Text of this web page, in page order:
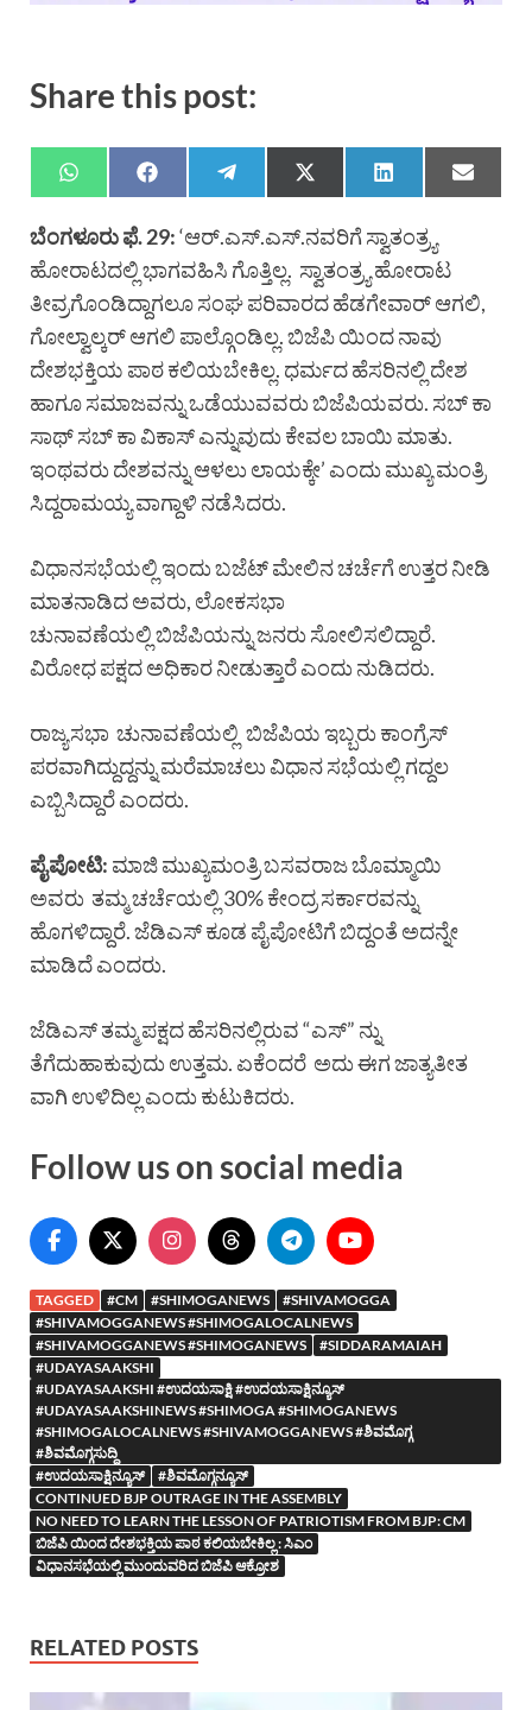
Share this post:
ಬೆಂಗಳೂರು ಫೆ. 29:‘ಆರ್.ಎಸ್.ಎಸ್.ನವರಿಗೆ ಸ್ವಾತಂತ್ರ್ಯ
ಹೋರಾಟದಲ್ಲಿ ಭಾಗವಹಿಸಿ ಗೊತ್ತಿಲ್ಲ. ಸ್ವಾತಂತ್ರ್ಯ ಹೋರಾಟ
ತೀವ್ರಗೊಂಡಿದ್ದಾಗಲೂ ಸಂಘ ಪರಿವಾರದ ಹೆಡಗೇವಾರ್ ಆಗಲಿ,
ಗೋಲ್ವಾಲ್ಕರ್ ಆಗಲಿ ಪಾಲ್ಗೊಂಡಿಲ್ಲ. ಬಿಜೆಪಿ ಯಿಂದ ನಾವು
ದೇಶಭಕ್ತಿಯ ಪಾಠ ಕಲಿಯಬೇಕಿಲ್ಲ. ಧರ್ಮದ ಹೆಸರಿನಲ್ಲಿ ದೇಶ
ಹಾಗೂ ಸಮಾಜವನ್ನು ಒಡೆಯುವವರು ಬಿಜೆಪಿಯವರು. ಸಬ್ ಕಾ
ಸಾಥ್ ಸಬ್ ಕಾ ವಿಕಾಸ್ ಎನ್ನುವುದು ಕೇವಲ ಬಾಯಿ ಮಾತು.
ಇಂಥವರು ದೇಶವನ್ನು ಆಳಲು ಲಾಯಕ್ಕೇ’ ಎಂದು ಮುಖ್ಯ ಮಂತ್ರಿ
ಸಿದ್ದರಾಮಯ್ಯ ವಾಗ್ದಾಳಿ ನಡೆಸಿದರು.
ವಿಧಾನಸಭೆಯಲ್ಲಿ ಇಂದು ಬಜೆಟ್ ಮೇಲಿನ ಚರ್ಚೆಗೆ ಉತ್ತರ ನೀಡಿ
ಮಾತನಾಡಿದ ಅವರು, ಲೋಕಸಭಾ
ಚುನಾವಣೆಯಲ್ಲಿ ಬಿಜೆಪಿಯನ್ನು ಜನರು ಸೋಲಿಸಲಿದ್ದಾರೆ.
ವಿರೋಧ ಪಕ್ಷದ ಅಧಿಕಾರ ನೀಡುತ್ತಾರೆ ಎಂದು ನುಡಿದರು.‌
ರಾಜ್ಯಸಭಾ ಚುನಾವಣೆಯಲ್ಲಿ ಬಿಜೆಪಿಯ ಇಬ್ಬರು ಕಾಂಗ್ರೆಸ್
ಪರವಾಗಿದ್ದುದ್ದನ್ನು ಮರೆಮಾಚಲು ವಿಧಾನ ಸಭೆಯಲ್ಲಿ ಗದ್ದಲ
ಎಬ್ಬಿಸಿದ್ದಾರೆ ಎಂದರು.
ಪೈಪೋಟಿ: ಮಾಜಿ ಮುಖ್ಯಮಂತ್ರಿ ಬಸವರಾಜ ಬೊಮ್ಮಾಯಿ
ಅವರು ತಮ್ಮ ಚರ್ಚೆಯಲ್ಲಿ 30% ಕೇಂದ್ರ ಸರ್ಕಾರವನ್ನು
ಹೊಗಳಿದ್ದಾರೆ. ಜೆಡಿಎಸ್ ಕೂಡ ಪೈಪೋಟಿಗೆ ಬಿದ್ದಂತೆ ಅದನ್ನೇ
ಮಾಡಿದೆ ಎಂದರು.
ಜೆಡಿಎಸ್ ತಮ್ಮ ಪಕ್ಷದ ಹೆಸರಿನಲ್ಲಿರುವ “ಎಸ್” ನ್ನು
ತೆಗೆದುಹಾಕುವುದು ಉತ್ತಮ. ಏಕೆಂದರೆ ಅದು ಈಗ ಜಾತ್ಯತೀತ
ವಾಗಿ ಉಳಿದಿಲ್ಲ ಎಂದು ಕುಟುಕಿದರು.
Follow us on social media
TAGGED #CM #SHIMOGANEWS
#SHIVAMOGGA
#SHIVAMOGGANEWS #SHIMOGALOCALNEWS
#SHIVAMOGGANEWS #SHIMOGANEWS
#SIDDARAMAIAH
#UDAYASAAKSHI
#UDAYASAAKSHI #ಉದಯಸಾಕ್ಷಿ #ಉದಯಸಾಕ್ಷಿನ್ಯೂಸ್
#UDAYASAAKSHINEWS #SHIMOGA #SHIMOGANEWS
#SHIMOGALOCALNEWS #SHIVAMOGGANEWS #ಶಿವಮೊಗ್ಗ
#ಶಿವಮೊಗ್ಗಸುದ್ದಿ
#ಉದಯಸಾಕ್ಷಿನ್ಯೂಸ್
#ಶಿವಮೊಗ್ಗನ್ಯೂಸ್
CONTINUED BJP OUTRAGE IN THE ASSEMBLY
NO NEED TO LEARN THE LESSON OF PATRIOTISM FROM BJP: CM
ಬಿಜೆಪಿ ಯಿಂದ ದೇಶಭಕ್ತಿಯ ಪಾಠ ಕಲಿಯಬೇಕಿಲ್ಲ : ಸಿಎಂ
ವಿಧಾನಸಭೆಯಲ್ಲಿ ಮುಂದುವರಿದ ಬಿಜೆಪಿ ಆಕ್ರೋಶ
RELATED POSTS